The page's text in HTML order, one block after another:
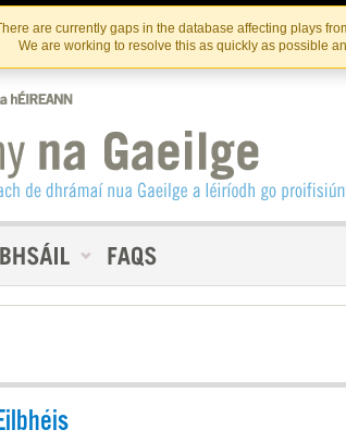
to
the
to
are currently gaps in the database affecting plays
We are working to resolve this as quickly as possible
Linn